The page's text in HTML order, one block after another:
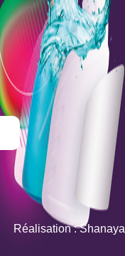
Réalisation :Shanaya